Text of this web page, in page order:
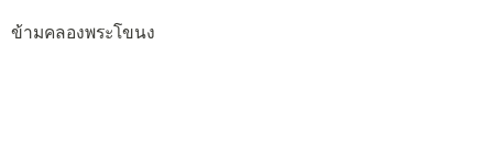
ข้ามคลองพระโขนง